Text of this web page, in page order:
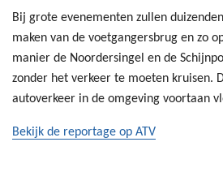
Bij grote evenementen zullen
maken van de voetgangersbrug en zo
manier de Noordersingel en de
zonder het verkeer te moeten kruisen.
autoverkeer in de omgeving voortaan
Bekijk de reportage op ATV